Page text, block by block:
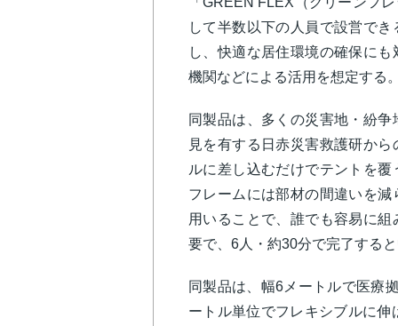
して半数以下の人員で設営で
し、快適な居住環境の確保に
機関などによる活用を想定する。
同製品は、多くの災害地・紛
見を有する日赤災害救護研か
ルに差し込むだけでテントを覆
フレームには部材の間違いを
用いることで、誰でも容易に
要で、6人・約30分で完了すると
同製品は、幅6メートルで医療
ートル単位でフレキシブルに